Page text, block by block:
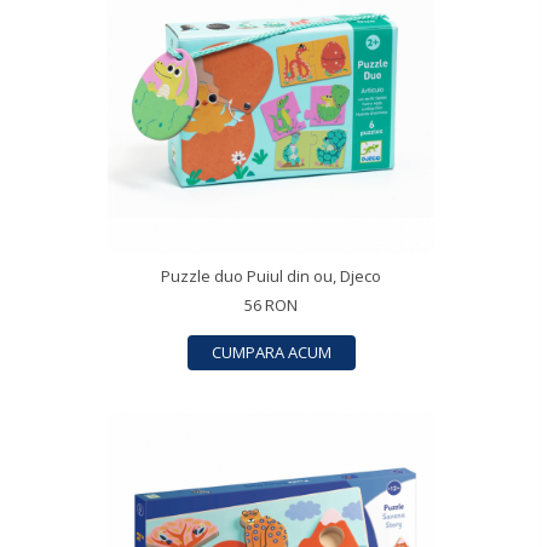
Puzzle duo Puiul din ou, Djeco
56 RON
CUMPARA ACUM